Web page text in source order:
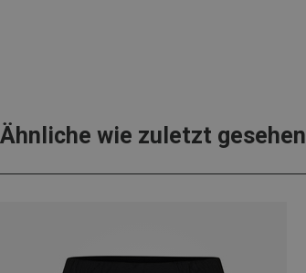
Ähnliche wie zuletzt gesehen